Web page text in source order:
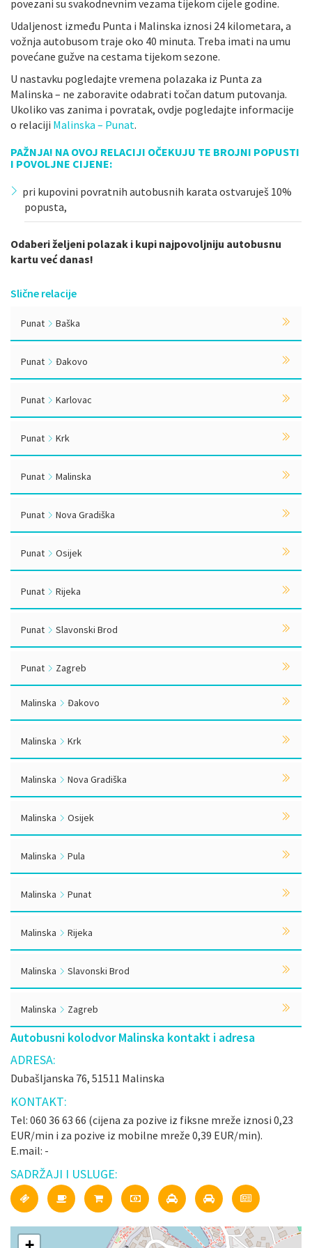
povezani su svakodnevnim vezama tijekom cijele godine.
Udaljenost između Punta i Malinska iznosi 24 kilometara, a
vožnja autobusom traje oko 40 minuta. Treba imati na umu
povećane gužve na cestama tijekom sezone.
U nastavku pogledajte vremena polazaka iz Punta za
Malinska – ne zaboravite odabrati točan datum putovanja.
Ukoliko vas zanima i povratak, ovdje pogledajte informacije
o relaciji Malinska – Punat.
PAŽNJA! NA OVOJ RELACIJI OČEKUJU TE BROJNI POPUSTI
I POVOLJNE CIJENE:
pri kupovini povratnih autobusnih karata ostvaruješ 10%
popusta,
Odaberi željeni polazak i kupi najpovoljniju autobusnu
kartu već danas!
Slične relacije
Punat Baška
Punat Đakovo
Punat Karlovac
Punat Krk
Punat Malinska
Punat Nova Gradiška
Punat Osijek
Punat Rijeka
Punat Slavonski Brod
Punat Zagreb
Malinska Đakovo
Malinska Krk
Malinska Nova Gradiška
Malinska Osijek
Malinska Pula
Malinska Punat
Malinska Rijeka
Malinska Slavonski Brod
Malinska Zagreb
Autobusni kolodvor Malinska kontakt i adresa
ADRESA:
Dubašljanska 76, 51511 Malinska
KONTAKT:
Tel: 060 36 63 66 (cijena za pozive iz fiksne mreže iznosi 0,23
EUR/min i za pozive iz mobilne mreže 0,39 EUR/min).
E.mail: -
SADRŽAJI I USLUGE: